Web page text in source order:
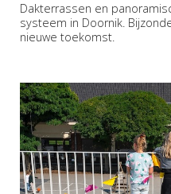
Dakterrassen en
systeem in Doornik.
nieuwe toekomst.